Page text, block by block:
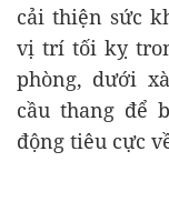
cải thiện sức
vị trí tối kỵ
phòng, dưới
cầu thang để
động tiêu cực